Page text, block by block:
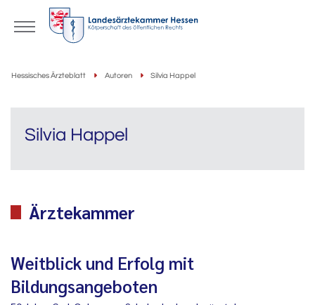
Hessisches Ärzteblatt Autoren Silvia Happel
Silvia Happel
Ärztekammer
Weitblick und Erfolg mit
Bildungsangeboten